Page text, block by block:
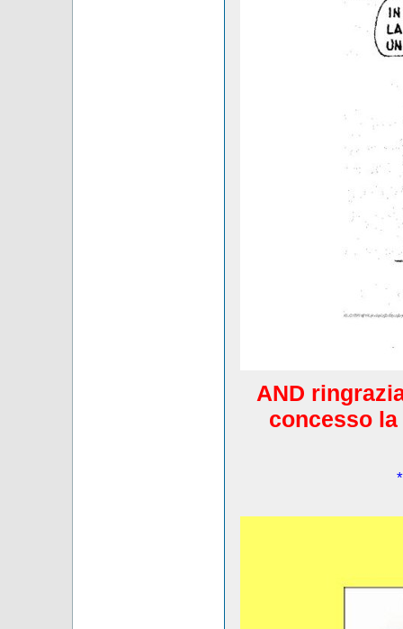
AND
concesso